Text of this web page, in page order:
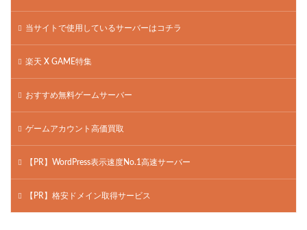
当サイトで使用しているサーバーはコチラ
楽天 X GAME特集
おすすめ無料ゲームサーバー
ゲームアカウント高価買取
【PR】WordPress表示速度No.1高速サーバー
【PR】格安ドメイン取得サービス